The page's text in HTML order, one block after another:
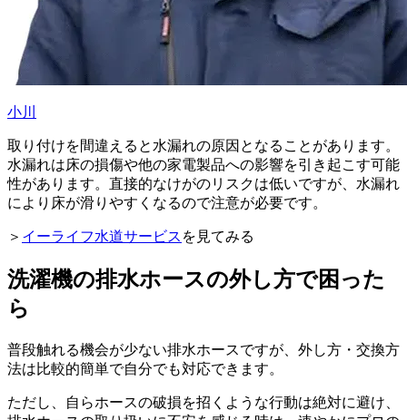
小川
取り付けを間違えると水漏れの原因となることがあります。
水漏れは床の損傷や他の家電製品への影響を引き起こす可能
性があります。直接的なけがのリスクは低いですが、水漏れ
により床が滑りやすくなるので注意が必要です。
＞ イーライフ水道サービス を見てみる
洗濯機の排水ホースの外し方で困った
ら
普段触れる機会が少ない排水ホースですが、外し方・交換方
法は比較的簡単で自分でも対応できます。
ただし、自らホースの破損を招くような行動は絶対に避け、